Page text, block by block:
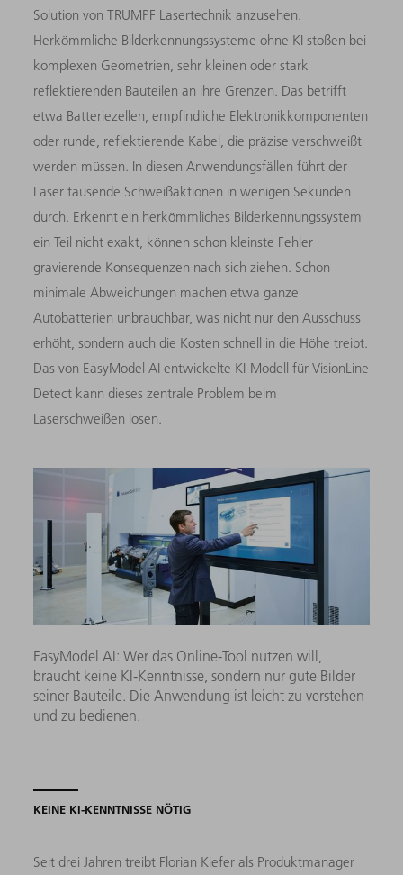
Solution von TRUMPF Lasertechnik anzusehen.
Herkömmliche Bilderkennungssysteme ohne KI stoßen bei
komplexen Geometrien, sehr kleinen oder stark
reflektierenden Bauteilen an ihre Grenzen. Das betrifft
etwa Batteriezellen, empfindliche Elektronikkomponenten
oder runde, reflektierende Kabel, die präzise verschweißt
werden müssen. In diesen Anwendungsfällen führt der
Laser tausende Schweißaktionen in wenigen Sekunden
durch. Erkennt ein herkömmliches Bilderkennungssystem
ein Teil nicht exakt, können schon kleinste Fehler
gravierende Konsequenzen nach sich ziehen. Schon
minimale Abweichungen machen etwa ganze
Autobatterien unbrauchbar, was nicht nur den Ausschuss
erhöht, sondern auch die Kosten schnell in die Höhe treibt.
Das von EasyModel AI entwickelte KI-Modell für VisionLine
Detect kann dieses zentrale Problem beim
Laserschweißen lösen.
EasyModel AI: Wer das Online-Tool nutzen will,
braucht keine KI-Kenntnisse, sondern nur gute Bilder
seiner Bauteile. Die Anwendung ist leicht zu verstehen
und zu bedienen.
KEINE KI-KENNTNISSE NÖTIG
Seit drei Jahren treibt Florian Kiefer als Produktmanager